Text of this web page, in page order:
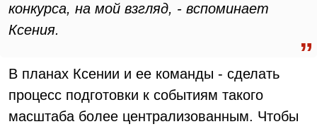
конкурса, на мой взгляд, - вспоминает
Ксения.
В планах Ксении и ее команды - сделать
процесс подготовки к событиям такого
масштаба более централизованным. Чтобы